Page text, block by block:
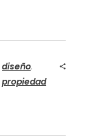
diseño,
propiedad